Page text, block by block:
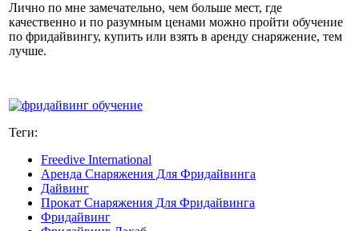
Лично по мне замечательно, чем больше мест, где
качественно и по разумным ценами можно пройти обучение
по фридайвингу, купить или взять в аренду снаряжение, тем
лучше.
Теги:
Freedive International
Аренда Снаряжения Для Фридайвинга
Дайвинг
Прокат Снаряжения Для Фридайвинга
Фридайвинг